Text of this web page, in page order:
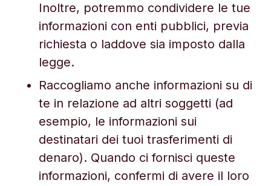
Inoltre, potremmo condividere le tue
informazioni con enti pubblici, previa
richiesta o laddove sia imposto dalla
legge.
Raccogliamo anche informazioni su di
te in relazione ad altri soggetti (ad
esempio, le informazioni sui
destinatari dei tuoi trasferimenti di
denaro). Quando ci fornisci queste
informazioni, confermi di avere il loro